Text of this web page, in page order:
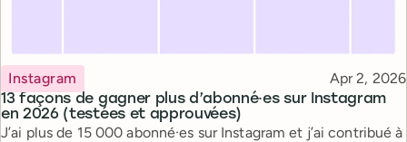
13 façons de gagner plus d’abonné·es sur Instagram
en 2026 (testées et approuvées)
Topic
Instagram Published
Apr 2, 2026
J’ai plus de 15 000 abonné·es sur Instagram et j’ai contribué à